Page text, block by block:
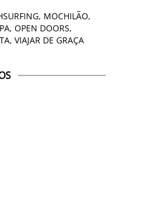
, MOCHILÃO,
, OPEN DOORS,
, VIAJAR DE GRAÇA